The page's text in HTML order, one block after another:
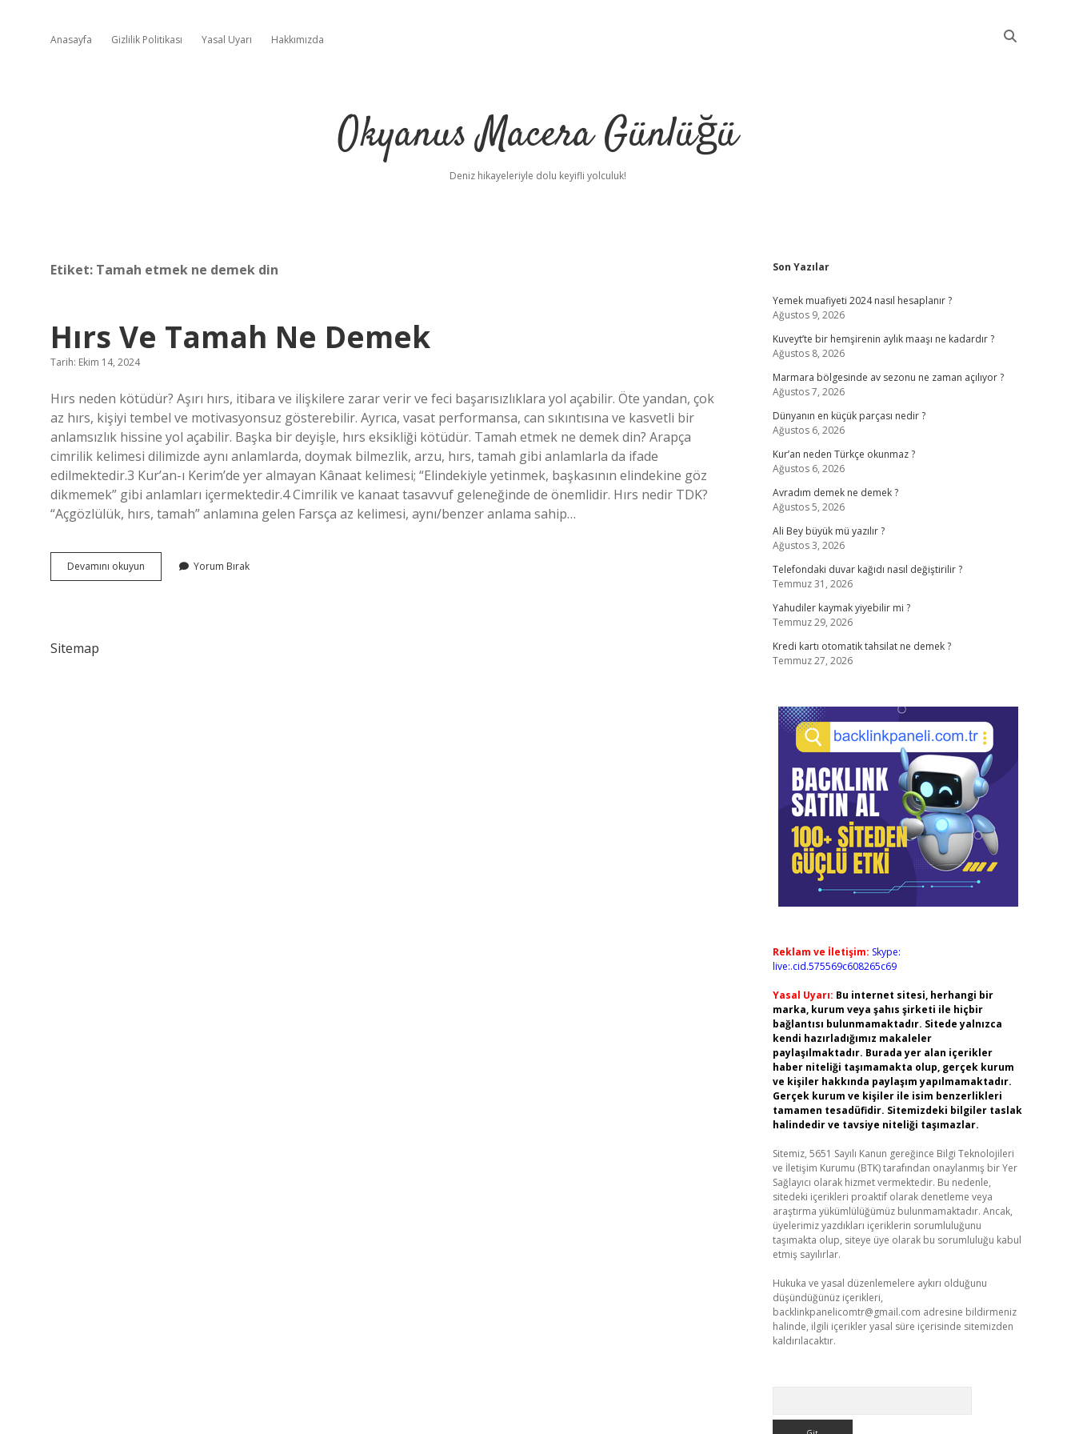
Anasayfa Gizlilik Politikası Yasal Uyarı Hakkımızda
Okyanus Macera Günlüğü
Deniz hikayeleriyle dolu keyifli yolculuk!
Etiket: Tamah etmek ne demek din
Hırs Ve Tamah Ne Demek
Tarih: Ekim 14, 2024
Hırs neden kötüdür? Aşırı hırs, itibara ve ilişkilere zarar verir ve feci başarısızlıklara yol açabilir. Öte yandan, çok
az hırs, kişiyi tembel ve motivasyonsuz gösterebilir. Ayrıca, vasat performansa, can sıkıntısına ve kasvetli bir
anlamsızlık hissine yol açabilir. Başka bir deyişle, hırs eksikliği kötüdür. Tamah etmek ne demek din? Arapça
cimrilik kelimesi dilimizde aynı anlamlarda, doymak bilmezlik, arzu, hırs, tamah gibi anlamlarla da ifade
edilmektedir.3 Kur’an-ı Kerim’de yer almayan Kânaat kelimesi; “Elindekiyle yetinmek, başkasının elindekine göz
dikmemek” gibi anlamları içermektedir.4 Cimrilik ve kanaat tasavvuf geleneğinde de önemlidir. Hırs nedir TDK?
“Açgözlülük, hırs, tamah” anlamına gelen Farsça az kelimesi, aynı/benzer anlama sahip…
Devamını okuyun
Ve
Yorum Bırak
Sitemap
Sidebar
Son Yazılar
Yemek muafiyeti 2024 nasıl hesaplanır ?
Ağustos 9, 2026
Kuveyt’te bir hemşirenin aylık maaşı ne kadardır ?
Ağustos 8, 2026
Marmara bölgesinde av sezonu ne zaman açılıyor ?
Ağustos 7, 2026
Dünyanın en küçük parçası nedir ?
Ağustos 6, 2026
Kur’an neden Türkçe okunmaz ?
Ağustos 6, 2026
Avradım demek ne demek ?
Ağustos 5, 2026
Ali Bey büyük mü yazılır ?
Ağustos 3, 2026
Telefondaki duvar kağıdı nasıl değiştirilir ?
Temmuz 31, 2026
Yahudiler kaymak yiyebilir mi ?
Temmuz 29, 2026
Kredi kartı otomatik tahsilat ne demek ?
Temmuz 27, 2026
Reklam ve İletişim: Skype:
live:.cid.575569c608265c69
Yasal Uyarı: Bu internet sitesi, herhangi bir
marka, kurum veya şahıs şirketi ile hiçbir
bağlantısı bulunmamaktadır. Sitede yalnızca
kendi hazırladığımız makaleler
paylaşılmaktadır. Burada yer alan içerikler
haber niteliği taşımamakta olup, gerçek kurum
ve kişiler hakkında paylaşım yapılmamaktadır.
Gerçek kurum ve kişiler ile isim benzerlikleri
tamamen tesadüfidir. Sitemizdeki bilgiler taslak
halindedir ve tavsiye niteliği taşımazlar.
Sitemiz, 5651 Sayılı Kanun gereğince Bilgi Teknolojileri
ve İletişim Kurumu (BTK) tarafından onaylanmış bir Yer
Sağlayıcı olarak hizmet vermektedir. Bu nedenle,
sitedeki içerikleri proaktif olarak denetleme veya
araştırma yükümlülüğümüz bulunmamaktadır. Ancak,
üyelerimiz yazdıkları içeriklerin sorumluluğunu
taşımakta olup, siteye üye olarak bu sorumluluğu kabul
etmiş sayılırlar.
Hukuka ve yasal düzenlemelere aykırı olduğunu
düşündüğünüz içerikleri,
backlinkpanelicomtr@gmail.com adresine bildirmeniz
halinde, ilgili içerikler yasal süre içerisinde sitemizden
kaldırılacaktır.